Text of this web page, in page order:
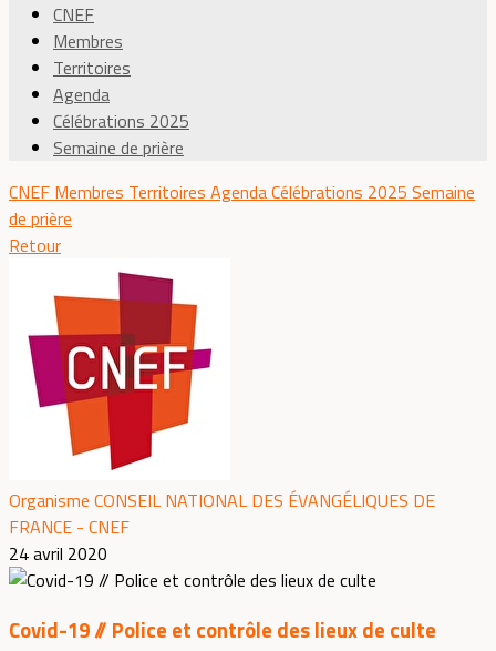
CNEF
Membres
Territoires
Agenda
Célébrations 2025
Semaine de prière
CNEF Membres Territoires AgendaCélébrations 2025 Semaine
de prière
Retour
Organisme CONSEIL NATIONAL DES ÉVANGÉLIQUES DE
FRANCE - CNEF
24 avril 2020
Covid-19 // Police et contrôle des lieux de culte